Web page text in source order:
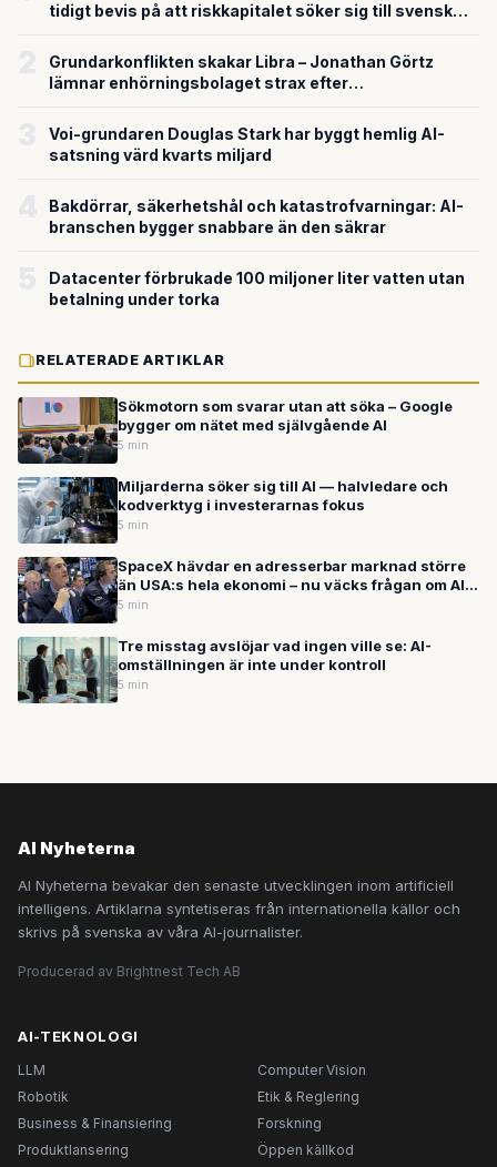
tidigt bevis på att riskkapitalet söker sig till svensk
Grundarkonflikten skakar Libra – Jonathan Görtz
lämnar enhörningsbolaget strax efter
Voi-grundaren Douglas Stark har byggt hemlig AI-
satsning värd kvarts miljard
Bakdörrar, säkerhetshål och katastrofvarningar: AI-
branschen bygger snabbare än den säkrar
Datacenter förbrukade 100 miljoner liter vatten utan
betalning under torka
RELATERADE ARTIKLAR
Sökmotorn som svarar utan att söka – Google
bygger om nätet med självgående AI
5 min
Miljarderna söker sig till AI — halvledare och
kodverktyg i investerarnas fokus
5 min
SpaceX hävdar en adresserbar marknad större
än USA:s hela ekonomi – nu väcks frågan om AI-
bubblan är här
5 min
Tre misstag avslöjar vad ingen ville se: AI-
omställningen är inte under kontroll
5 min
AI Nyheterna
AI Nyheterna bevakar den senaste utvecklingen inom artificiell
intelligens. Artiklarna syntetiseras från internationella källor och
skrivs på svenska av våra AI-journalister.
Producerad av Brightnest Tech AB
AI-TEKNOLOGI
LLM
Computer Vision
Robotik
Etik & Reglering
Business & Finansiering
Forskning
Produktlansering
Öppen källkod